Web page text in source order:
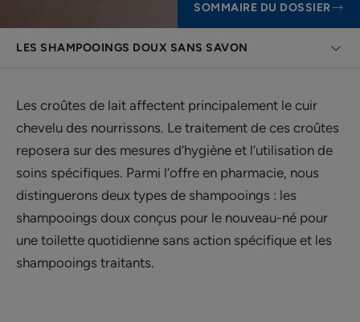
SOMMAIRE DU DOSSIER
LES SHAMPOOINGS DOUX SANS SAVON
Les croûtes de lait affectent principalement le cuir
chevelu des nourrissons. Le traitement de ces croûtes
reposera sur des mesures d’hygiène et l’utilisation de
soins spécifiques. Parmi l’offre en pharmacie, nous
distinguerons deux types de shampooings : les
shampooings doux conçus pour le nouveau-né pour
une toilette quotidienne sans action spécifique et les
shampooings traitants.